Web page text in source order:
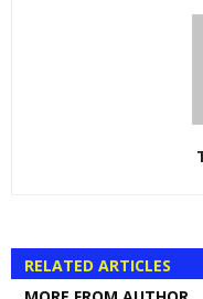
RELATED ARTICLES